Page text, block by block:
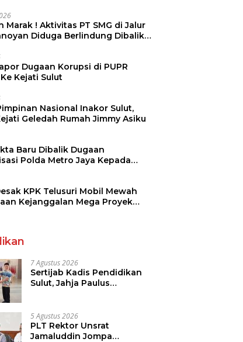
Marak ! Aktivitas PT SMG di Jalur
Diduga Berlindung Dibalik
Dugaan Korupsi di PUPR
Kejati Sulut
Nasional Inakor Sulut,
Geledah Rumah Jimmy Asiku
Baru Dibalik Dugaan
Polda Metro Jaya Kepada
KPK Telusuri Mobil Mewah
Kejanggalan Mega Proyek
7 Agustus 2026
Sertijab Kadis Pendidikan
Sulut, Jahja Paulus
Pendidikan
5 Agustus 2026
PLT Rektor Unsrat
Jamaluddin Jompa